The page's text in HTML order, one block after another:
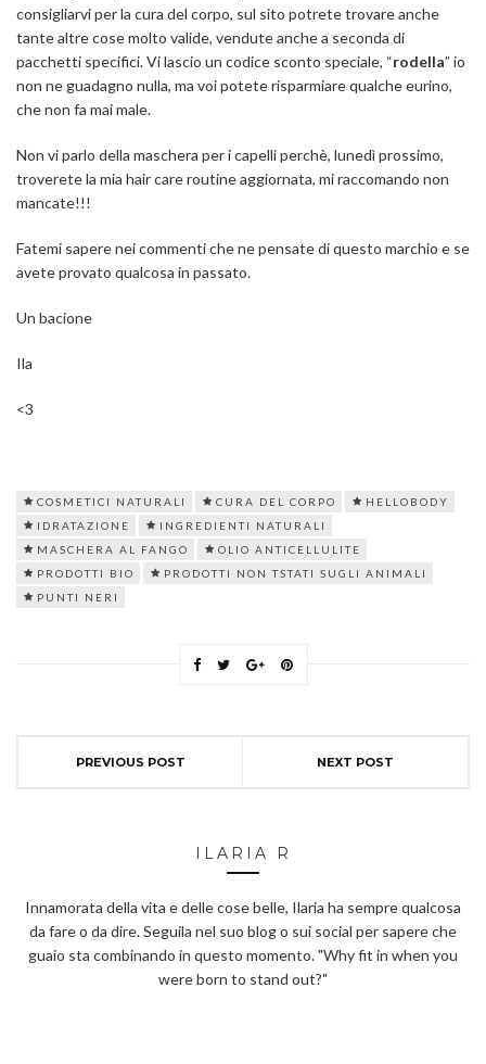
consigliarvi per la cura del corpo, sul sito potrete trovare anche
tante altre cose molto valide, vendute anche a seconda di
pacchetti specifici. Vi lascio un codice sconto speciale, “rodella” io
non ne guadagno nulla, ma voi potete risparmiare qualche eurino,
che non fa mai male.
Non vi parlo della maschera per i capelli perchè, lunedì prossimo,
troverete la mia hair care routine aggiornata, mi raccomando non
mancate!!!
Fatemi sapere nei commenti che ne pensate di questo marchio e se
avete provato qualcosa in passato.
Un bacione
Ila
<3
COSMETICI NATURALI CURA DEL CORPO
HELLOBODY
IDRATAZIONE
INGREDIENTI NATURALI
MASCHERA AL FANGO
OLIO ANTICELLULITE
PRODOTTI BIO
PRODOTTI NON TSTATI SUGLI ANIMALI
PUNTI NERI
PREVIOUS POST NEXT POST
ILARIA R
Innamorata della vita e delle cose belle, Ilaria ha sempre qualcosa
da fare o da dire. Seguila nel suo blog o sui social per sapere che
guaio sta combinando in questo momento. "Why fit in when you
were born to stand out?"